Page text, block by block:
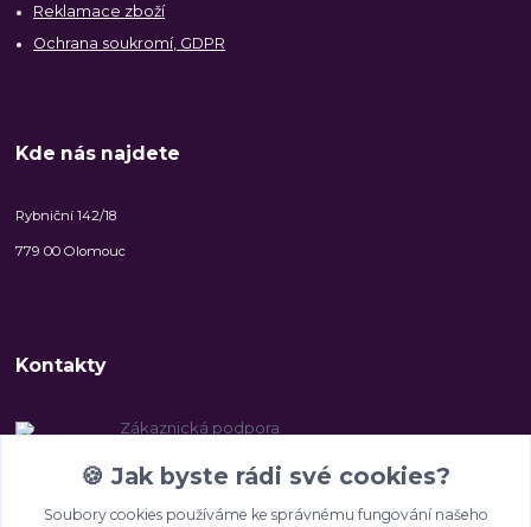
Reklamace zboží
Ochrana soukromí, GDPR
Kde nás najdete
Rybniční 142/18
779 00 Olomouc
Kontakty
Zákaznická podpora
(Po-Pá, 8-16.30 hod.)
🍪 Jak byste rádi své cookies?
Soubory cookies používáme ke správnému fungování našeho